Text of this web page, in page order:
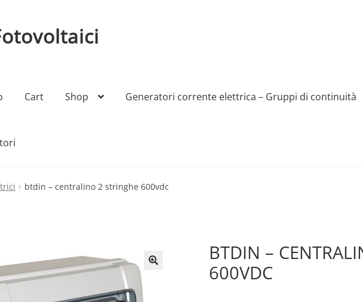
Cart Shop Generatori corrente elettrica – Gruppi di continuità
Chi siamo Contatti My account Produttori
btdin – centralino 2 stringhe 600vdc
BTDIN –
600VDC